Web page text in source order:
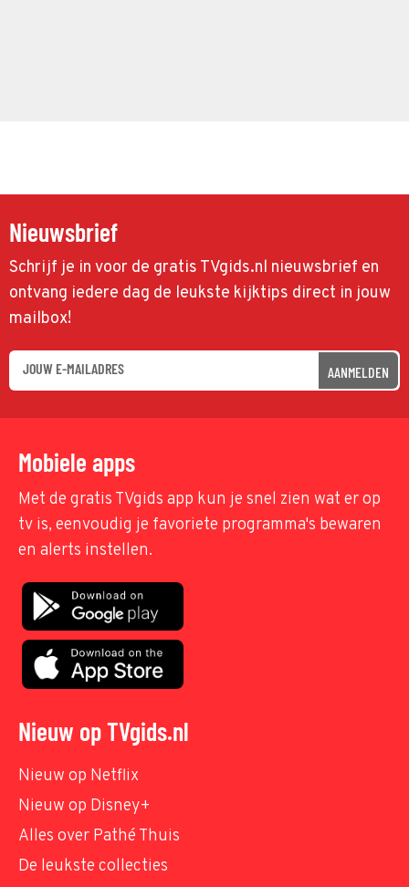
Nieuwsbrief
Schrijf je in voor de gratis TVgids.nl nieuwsbrief en
ontvang iedere dag de leukste kijktips direct in jouw
mailbox!
AANMELDEN
Mobiele apps
Met de gratis TVgids app kun je snel zien wat er op
tv is, eenvoudig je favoriete programma's bewaren
en alerts instellen.
Nieuw op TVgids.nl
Nieuw op Netflix
Nieuw op Disney+
Alles over Pathé Thuis
De leukste collecties